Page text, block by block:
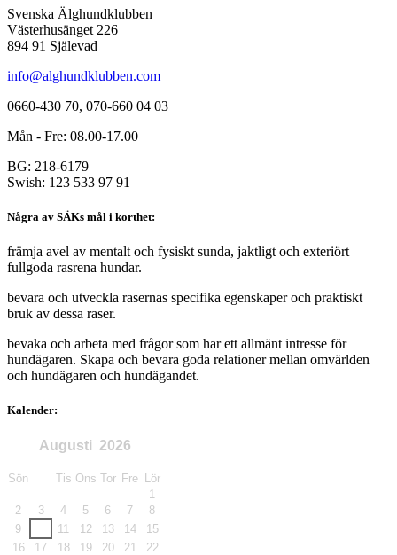
Svenska Älghundklubben
Västerhusänget 226
894 91 Själevad
info@alghundklubben.com
0660-430 70, 070-660 04 03
Mån - Fre: 08.00-17.00
BG: 218-6179
Swish: 123 533 97 91
Några av SÄKs mål i korthet:
främja avel av mentalt och fysiskt sunda, jaktligt och exteriört
fullgoda rasrena hundar.
bevara och utveckla rasernas specifika egenskaper och praktiskt
bruk av dessa raser.
bevaka och arbeta med frågor som har ett allmänt intresse för
hundägaren. Skapa och bevara goda relationer mellan omvärlden
och hundägaren och hundägandet.
Kalender:
Augusti 2026
Sön Tis Ons Tor Fre Lör
1
2
3 4 5 6 7
8
9
11 12 13 14
15
16
17 18 19 20 21 22